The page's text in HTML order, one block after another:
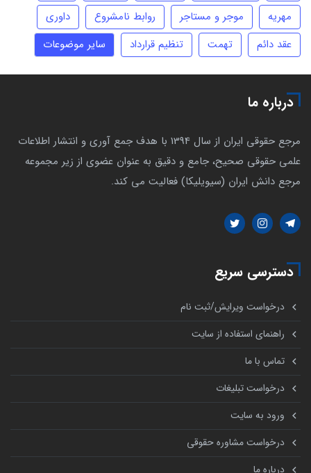
مهریه
موجر و مستاجر روابط نامشروع
داوری
عقد دائم
تهمت تنظیم قرارداد سایر موضوعات
درباره ما
مرجع حقوقی ایران از سال 1394 با هدف جمع آوری و انتشار اطلاعات
علمی حقوقی صحیح، جامع و دقیق به عنوان عضوی از زیر مجموعه
مرجع دانش ایران (سیویلیکا) فعالیت می کند.
دسترسی سریع
درخواست ویرایش/ثبت نام
راهنمای استفاده از سایت
تماس با ما
درخواست تبلیغات
ورود به سایت
درخواست مشاوره حقوقی
درباره ما